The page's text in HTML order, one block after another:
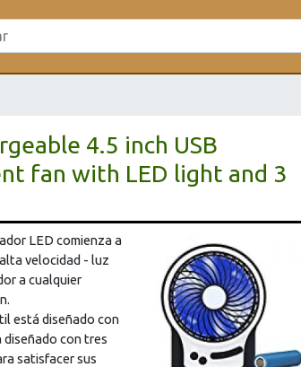
4.5 inch USB
fan with LED light and 3
LED comienza a
velocidad - luz
a cualquier
está diseñado con
diseñado con tres
satisfacer sus